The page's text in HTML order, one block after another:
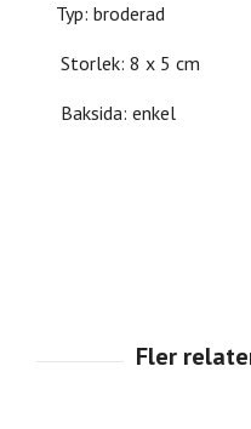
Typ: broderad
Storlek: 8 x 5 cm
Baksida: enkel